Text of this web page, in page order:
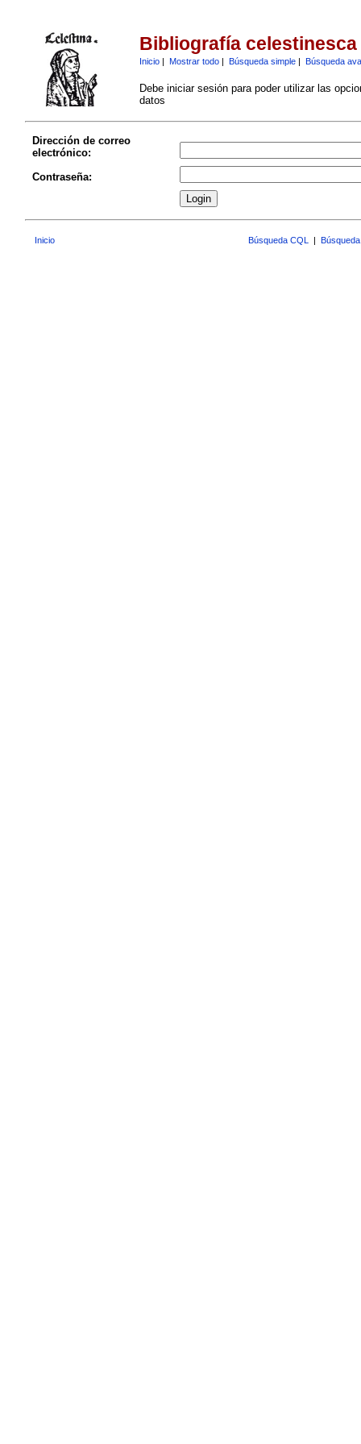
Bibliografía celestinesca
Inicio| Mostrar todo| Búsqueda simple| Búsqueda
Debe iniciar sesión para poder utilizar las
datos
Dirección de correo
electrónico:
Contraseña:
Inicio Búsqueda CQL |